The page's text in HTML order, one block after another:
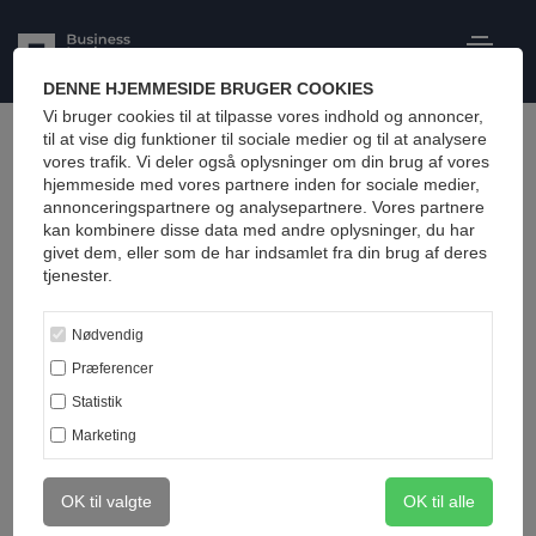
DENNE HJEMMESIDE BRUGER COOKIES
Vi bruger cookies til at tilpasse vores indhold og annoncer,
til at vise dig funktioner til sociale medier og til at analysere
vores trafik. Vi deler også oplysninger om din brug af vores
hjemmeside med vores partnere inden for sociale medier,
annonceringspartnere og analysepartnere. Vores partnere
kan kombinere disse data med andre oplysninger, du har
givet dem, eller som de har indsamlet fra din brug af deres
tjenester.
Nødvendig
Præferencer
Statistik
Marketing
OK til valgte OK til alle
June 28, 2022
Fra Dansk Supermarked til økonomichef i
Grønland